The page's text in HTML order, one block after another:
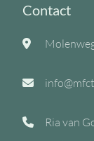
Contact
Ria van